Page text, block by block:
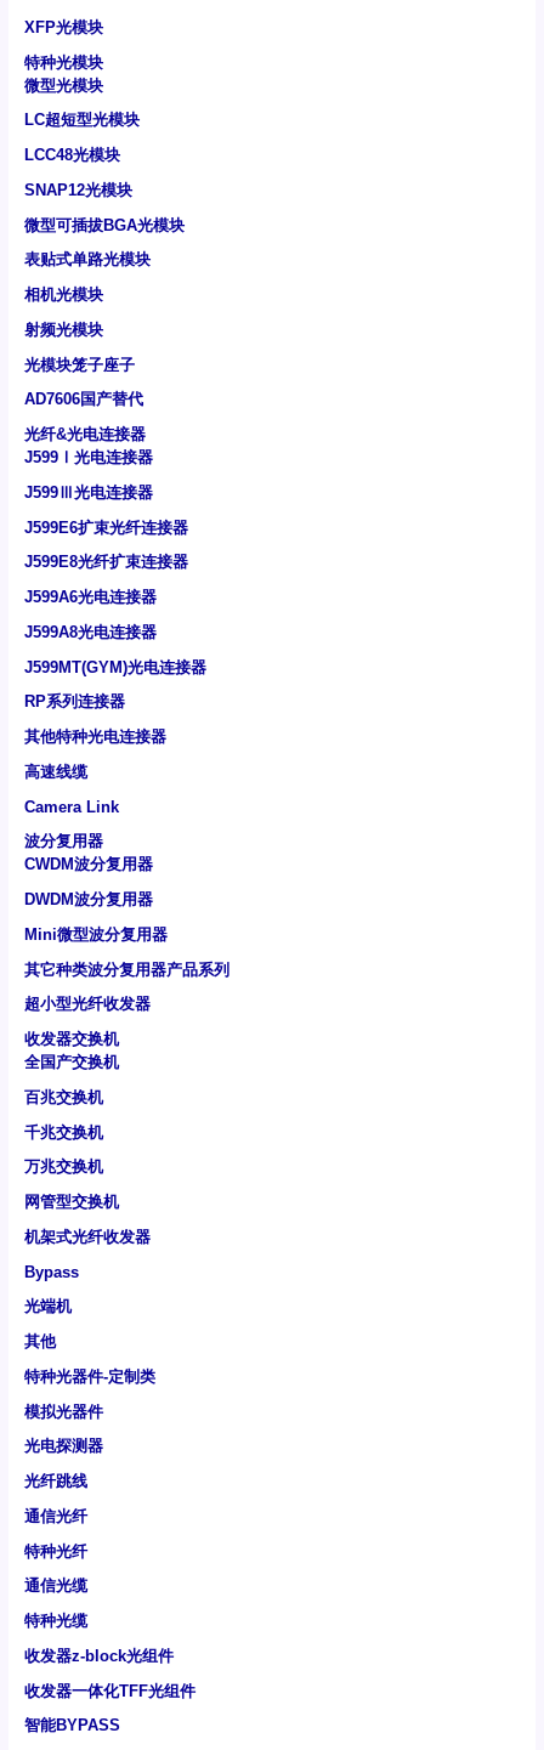
XFP光模块
特种光模块
微型光模块
LC超短型光模块
LCC48光模块
SNAP12光模块
微型可插拔BGA光模块
表贴式单路光模块
相机光模块
射频光模块
光模块笼子座子
AD7606国产替代
光纤&光电连接器
J599Ⅰ光电连接器
J599Ⅲ光电连接器
J599E6扩束光纤连接器
J599E8光纤扩束连接器
J599A6光电连接器
J599A8光电连接器
J599MT(GYM)光电连接器
RP系列连接器
其他特种光电连接器
高速线缆
Camera Link
波分复用器
CWDM波分复用器
DWDM波分复用器
Mini微型波分复用器
其它种类波分复用器产品系列
超小型光纤收发器
收发器交换机
全国产交换机
百兆交换机
千兆交换机
万兆交换机
网管型交换机
机架式光纤收发器
Bypass
光端机
其他
特种光器件-定制类
模拟光器件
光电探测器
光纤跳线
通信光纤
特种光纤
通信光缆
特种光缆
收发器z-block光组件
收发器一体化TFF光组件
智能BYPASS